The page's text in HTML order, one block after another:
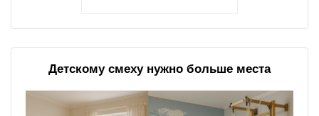
Детскому смеху нужно больше места